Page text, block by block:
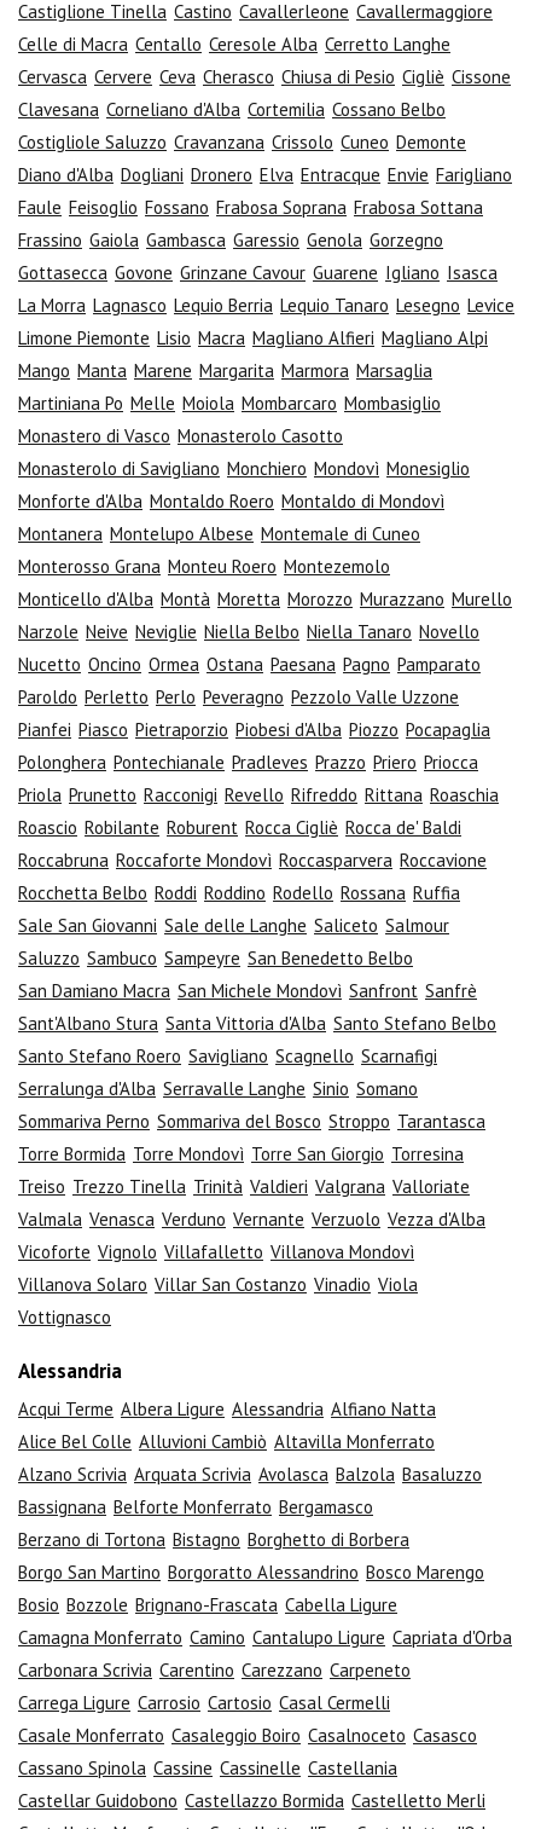
Castiglione Tinella Castino Cavallerleone Cavallermaggiore
Celle di Macra Centallo Ceresole Alba Cerretto Langhe
Cervasca Cervere Ceva Cherasco Chiusa di Pesio Cigliè Cissone
Clavesana Corneliano d'Alba Cortemilia Cossano Belbo
Costigliole Saluzzo Cravanzana Crissolo Cuneo Demonte
Diano d'Alba Dogliani Dronero Elva Entracque Envie Farigliano
Faule Feisoglio Fossano Frabosa Soprana Frabosa Sottana
Frassino Gaiola Gambasca Garessio Genola Gorzegno
Gottasecca Govone Grinzane Cavour Guarene Igliano Isasca
La Morra Lagnasco Lequio Berria Lequio Tanaro Lesegno Levice
Limone Piemonte Lisio Macra Magliano Alfieri Magliano Alpi
Mango Manta Marene Margarita Marmora Marsaglia
Martiniana Po Melle Moiola Mombarcaro Mombasiglio
Monastero di Vasco Monasterolo Casotto
Monasterolo di Savigliano Monchiero Mondovì Monesiglio
Monforte d'Alba Montaldo Roero Montaldo di Mondovì
Montanera Montelupo Albese Montemale di Cuneo
Monterosso Grana Monteu Roero Montezemolo
Monticello d'Alba Montà Moretta Morozzo Murazzano Murello
Narzole Neive Neviglie Niella Belbo Niella Tanaro Novello
Nucetto Oncino Ormea Ostana Paesana Pagno Pamparato
Paroldo Perletto Perlo Peveragno Pezzolo Valle Uzzone
Pianfei Piasco Pietraporzio Piobesi d'Alba Piozzo Pocapaglia
Polonghera Pontechianale Pradleves Prazzo Priero Priocca
Priola Prunetto Racconigi Revello Rifreddo Rittana Roaschia
Roascio Robilante Roburent Rocca Cigliè Rocca de' Baldi
Roccabruna Roccaforte Mondovì Roccasparvera Roccavione
Rocchetta Belbo Roddi Roddino Rodello Rossana Ruffia
Sale San Giovanni Sale delle Langhe Saliceto Salmour
Saluzzo Sambuco Sampeyre San Benedetto Belbo
San Damiano Macra San Michele Mondovì Sanfront Sanfrè
Sant'Albano Stura Santa Vittoria d'Alba Santo Stefano Belbo
Santo Stefano Roero Savigliano Scagnello Scarnafigi
Serralunga d'Alba Serravalle Langhe Sinio Somano
Sommariva Perno Sommariva del Bosco Stroppo Tarantasca
Torre Bormida Torre Mondovì Torre San Giorgio Torresina
Treiso Trezzo Tinella Trinità Valdieri Valgrana Valloriate
Valmala Venasca Verduno Vernante Verzuolo Vezza d'Alba
Vicoforte Vignolo Villafalletto Villanova Mondovì
Villanova Solaro Villar San Costanzo Vinadio Viola
Vottignasco
Alessandria
Acqui Terme Albera Ligure Alessandria Alfiano Natta
Alice Bel Colle Alluvioni Cambiò Altavilla Monferrato
Alzano Scrivia Arquata Scrivia Avolasca Balzola Basaluzzo
Bassignana Belforte Monferrato Bergamasco
Berzano di Tortona Bistagno Borghetto di Borbera
Borgo San Martino Borgoratto Alessandrino Bosco Marengo
Bosio Bozzole Brignano-Frascata Cabella Ligure
Camagna Monferrato Camino Cantalupo Ligure Capriata d'Orba
Carbonara Scrivia Carentino Carezzano Carpeneto
Carrega Ligure Carrosio Cartosio Casal Cermelli
Casale Monferrato Casaleggio Boiro Casalnoceto Casasco
Cassano Spinola Cassine Cassinelle Castellania
Castellar Guidobono Castellazzo Bormida Castelletto Merli